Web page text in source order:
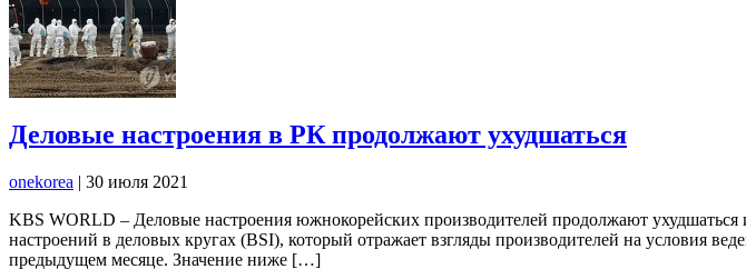
Деловые настроения в РК продолжают ухудшаться
onekorea | 30 июля 2021
KBS WORLD – Деловые настроения южнокорейских производителей продолжают
настроений в деловых кругах (BSI), который отражает взгляды производителей на условия
предыдущем месяце. Значение ниже […]